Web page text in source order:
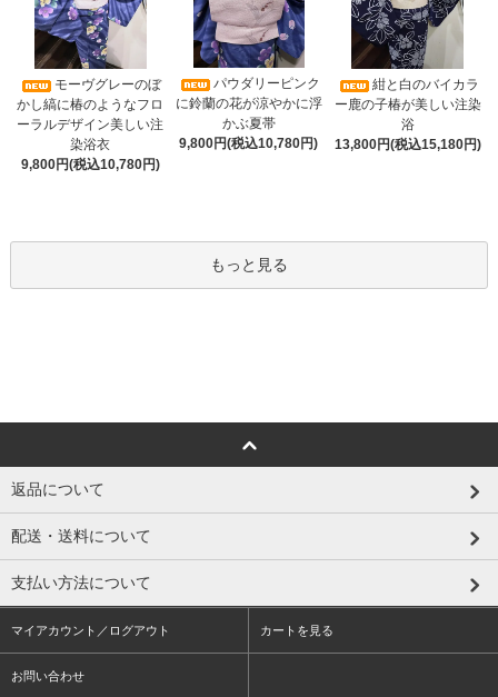
モーヴグレーのぼ
かし縞に椿のようなフロ
ーラルデザイン美しい注
染浴衣
9,800円(税込10,780円)
パウダリーピンク
に鈴蘭の花が涼やかに浮
かぶ夏帯
9,800円(税込10,780円)
紺と白のバイカラ
ー鹿の子椿が美しい注染
浴
13,800円(税込15,180円)
もっと見る
返品について
配送・送料について
支払い方法について
マイアカウント／ログアウト カートを見る
お問い合わせ